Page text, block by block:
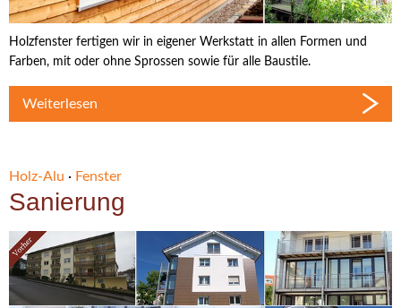
Holzfenster fertigen wir in eigener Werkstatt in allen Formen und
Farben, mit oder ohne Sprossen sowie für alle Baustile.
Weiterlesen
Holz-Alu · Fenster
Sanierung